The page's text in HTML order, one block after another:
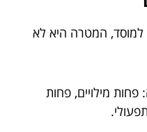
למוסד, המטרה היא לא
מילויים, פחות